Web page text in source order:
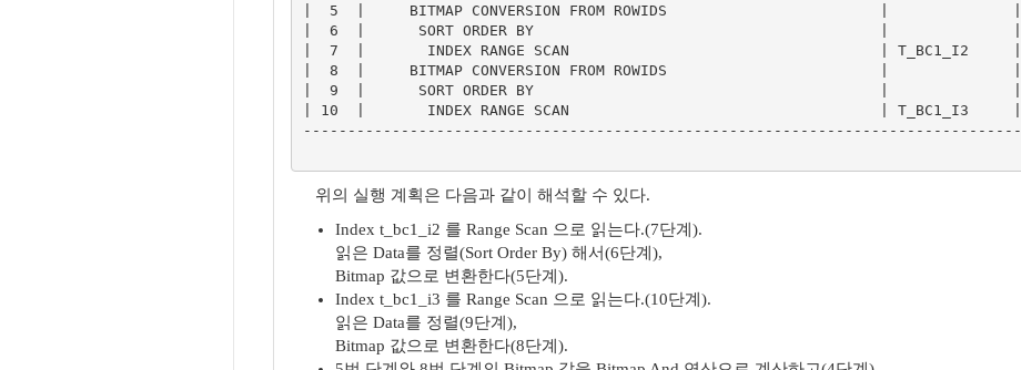
|  5  |     BITMAP CONVERSION FROM ROWIDS                        |              |
|  6  |      SORT ORDER BY                                       |              |
|  7  |       INDEX RANGE SCAN                                   | T_BC1_I2     |
|  8  |     BITMAP CONVERSION FROM ROWIDS                        |              |
|  9  |      SORT ORDER BY                                       |              |
| 10  |       INDEX RANGE SCAN                                   | T_BC1_I3     |
---------------------------------------------------------------------------------
위의 실행 계획은 다음과 같이 해석할 수 있다.
Index t_bc1_i2 를 Range Scan 으로 읽는다.(7단계).
읽은 Data를 정렬(Sort Order By) 해서(6단계),
Bitmap 값으로 변환한다(5단계).
Index t_bc1_i3 를 Range Scan 으로 읽는다.(10단계).
읽은 Data를 정렬(9단계),
Bitmap 값으로 변환한다(8단계).